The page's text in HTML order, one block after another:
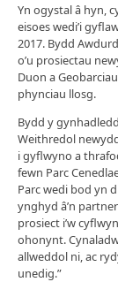
Yn ogystal â hyn,
eisoes wedi’i
2017. Bydd
o’u prosiectau
Duon a
phynciau llosg.
Bydd y
Weithredol
i gyflwyno a
fewn Parc
Parc wedi bod yn
ynghyd â’n
prosiect i’w
ohonynt.
allweddol ni, ac
unedig.”